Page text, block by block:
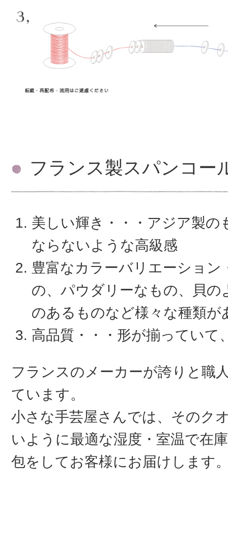
フランス製スパンコー
美しい輝き・・・アジア製の
ならないような高級感
豊富なカラーバリエーション
の、パウダリーなもの、貝の
のあるものなど様々な種類が
高品質・・・形が揃っていて
フランスのメーカーが誇りと職
ています。
小さな手芸屋さんでは、そのク
いように最適な湿度・室温で在
包をしてお客様にお届けします